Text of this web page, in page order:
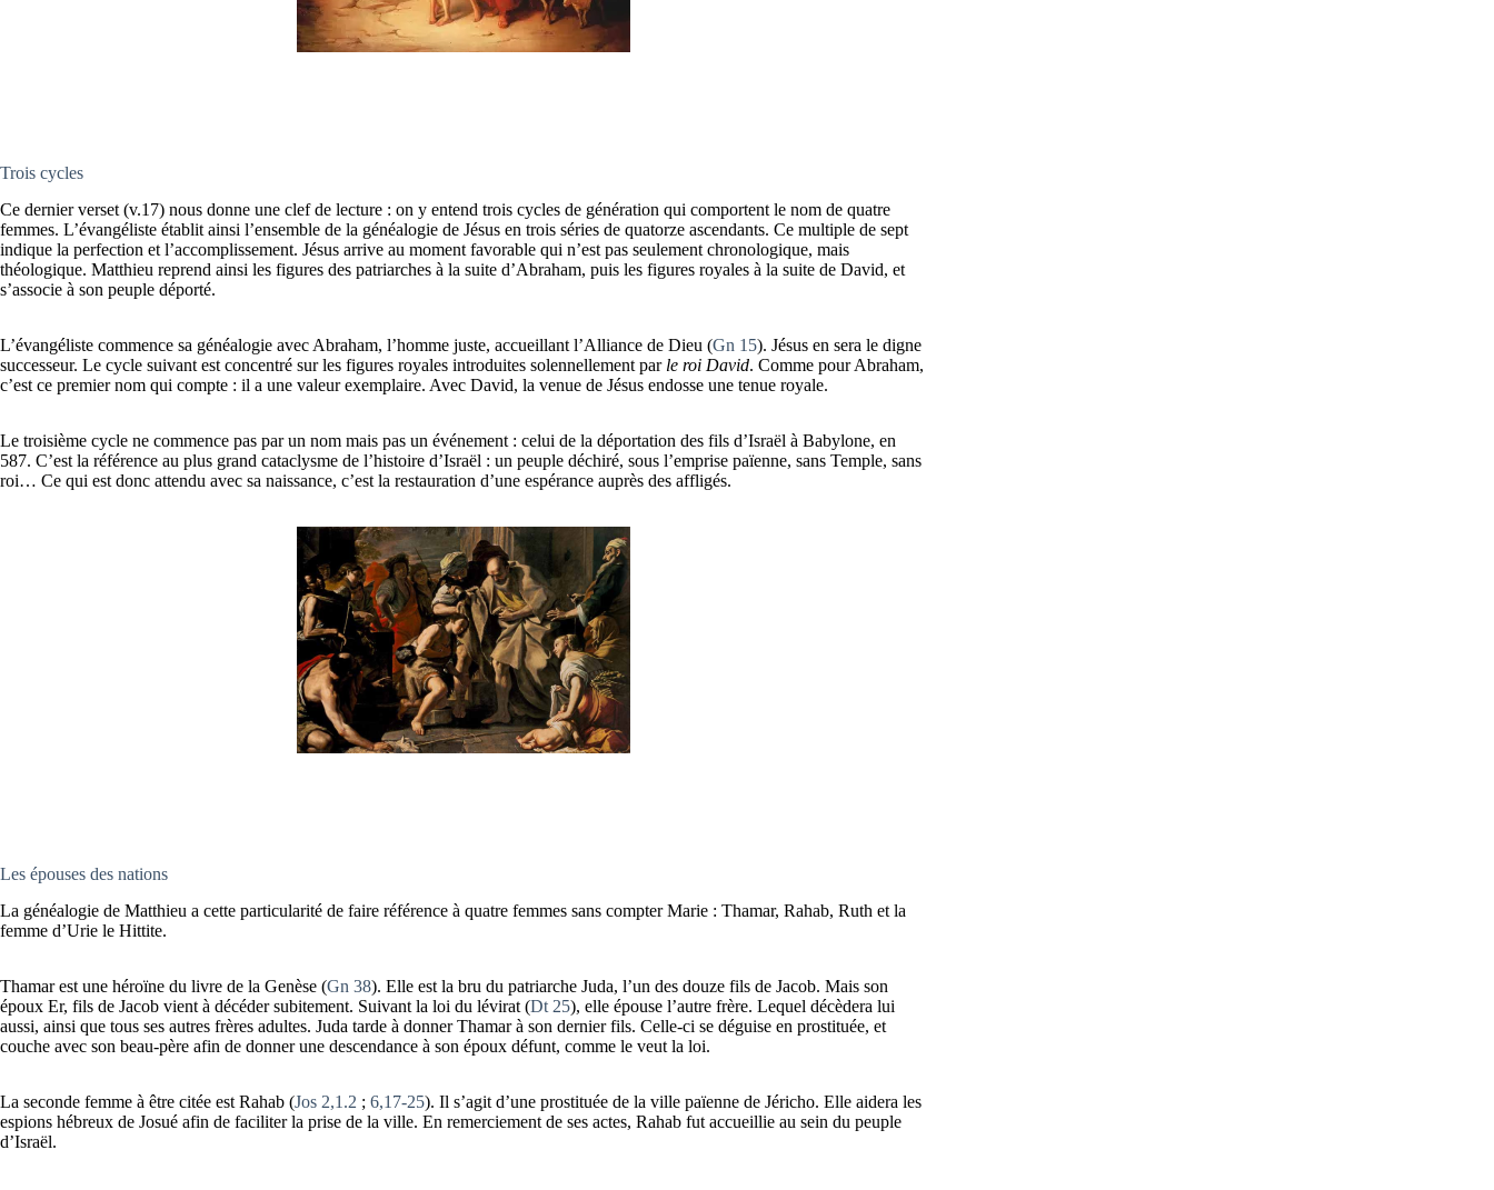
Trois cycles
Ce dernier verset (v.17) nous donne une clef de lecture : on y entend trois cycles de génération qui comportent le nom de quatre
femmes. L’évangéliste établit ainsi l’ensemble de la généalogie de Jésus en trois séries de quatorze ascendants. Ce multiple de sept
indique la perfection et l’accomplissement. Jésus arrive au moment favorable qui n’est pas seulement chronologique, mais
théologique. Matthieu reprend ainsi les figures des patriarches à la suite d’Abraham, puis les figures royales à la suite de David, et
s’associe à son peuple déporté.
L’évangéliste commence sa généalogie avec Abraham, l’homme juste, accueillant l’Alliance de Dieu (Gn 15). Jésus en sera le digne
successeur. Le cycle suivant est concentré sur les figures royales introduites solennellement par le roi David. Comme pour Abraham,
c’est ce premier nom qui compte : il a une valeur exemplaire. Avec David, la venue de Jésus endosse une tenue royale.
Le troisième cycle ne commence pas par un nom mais pas un événement : celui de la déportation des fils d’Israël à Babylone, en
587. C’est la référence au plus grand cataclysme de l’histoire d’Israël : un peuple déchiré, sous l’emprise païenne, sans Temple, sans
roi… Ce qui est donc attendu avec sa naissance, c’est la restauration d’une espérance auprès des affligés.
Les épouses des nations
La généalogie de Matthieu a cette particularité de faire référence à quatre femmes sans compter Marie : Thamar, Rahab, Ruth et la
femme d’Urie le Hittite.
Thamar est une héroïne du livre de la Genèse (Gn 38). Elle est la bru du patriarche Juda, l’un des douze fils de Jacob. Mais son
époux Er, fils de Jacob vient à décéder subitement. Suivant la loi du lévirat (Dt 25), elle épouse l’autre frère. Lequel décèdera lui
aussi, ainsi que tous ses autres frères adultes. Juda tarde à donner Thamar à son dernier fils. Celle-ci se déguise en prostituée, et
couche avec son beau-père afin de donner une descendance à son époux défunt, comme le veut la loi.
La seconde femme à être citée est Rahab (Jos 2,1.2 ; 6,17-25). Il s’agit d’une prostituée de la ville païenne de Jéricho. Elle aidera les
espions hébreux de Josué afin de faciliter la prise de la ville. En remerciement de ses actes, Rahab fut accueillie au sein du peuple
d’Israël.